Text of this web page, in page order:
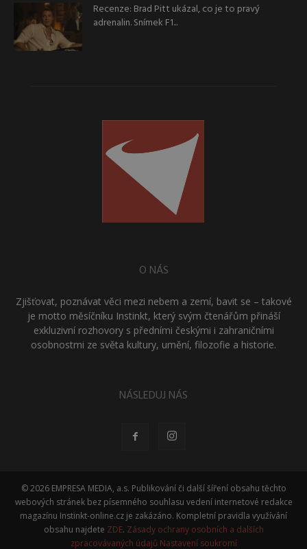
Recenze: Brad Pitt ukázal, co je to pravý
adrenalin. Snímek F1...
O NÁS
Zjišťovat, poznávat věci mezi nebem a zemí, bavit se – takové
je motto měsíčníku Instinkt, který svým čtenářům přináší
exkluzivní rozhovory s předními českými i zahraničními
osobnostmi ze světa kultury, umění, filozofie a historie.
NÁSLEDUJ NÁS
© 2026 EMPRESA MEDIA, a.s. Publikování či další šíření obsahu těchto
webových stránek bez písemného souhlasu vedení internetové redakce
magazínu Instinkt-online.cz je zakázáno. Kompletní pravidla využívání
obsahu najdete ZDE. Zásady ochrany osobních a dalších
zpracovávaných údajů Nastavení soukromí